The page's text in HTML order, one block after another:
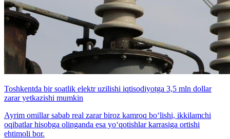
Toshkentda bir soatlik elektr uzilishi iqtisodiyotga 3,5 mln dollar
zarar yetkazishi mumkin
Ayrim omillar sabab real zarar biroz kamroq bo‘lishi, ikkilamchi
oqibatlar hisobga olinganda esa yo‘qotishlar karrasiga ortishi
ehtimoli bor.